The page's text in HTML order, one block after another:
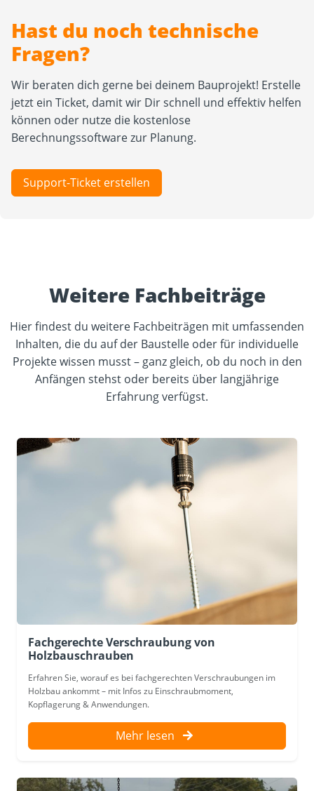
Hast du noch technische
Fragen?
Wir beraten dich gerne bei deinem Bauprojekt! Erstelle
jetzt ein Ticket, damit wir Dir schnell und effektiv helfen
können oder nutze die kostenlose
Berechnungssoftware zur Planung.
Support-Ticket erstellen
Weitere Fachbeiträge
Hier findest du weitere Fachbeiträgen mit umfassenden
Inhalten, die du auf der Baustelle oder für individuelle
Projekte wissen musst – ganz gleich, ob du noch in den
Anfängen stehst oder bereits über langjährige
Erfahrung verfügst.
Fachgerechte Verschraubung von
Holzbauschrauben
Erfahren Sie, worauf es bei fachgerechten Verschraubungen im
Holzbau ankommt – mit Infos zu Einschraubmoment,
Kopflagerung & Anwendungen.
Mehr lesen